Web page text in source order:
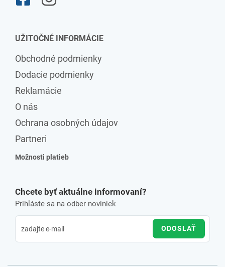
UŽITOČNÉ INFORMÁCIE
Obchodné podmienky
Dodacie podmienky
Reklamácie
O nás
Ochrana osobných údajov
Partneri
Možnosti platieb
Chcete byť aktuálne informovaní?
Prihláste sa na odber noviniek
ODOSLAŤ